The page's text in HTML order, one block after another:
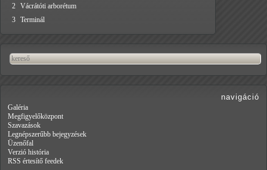
2 Vácrátóti arborétum
3 Terminál
navigáció
Galéria
Megfigyelőközpont
Szavazások
Legnépszerűbb bejegyzések
Üzenőfal
Verzió história
RSS értesítő feedek